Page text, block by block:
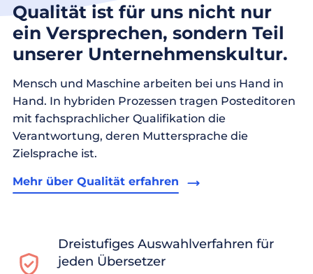
Qualität ist für uns nicht nur
ein Versprechen, sondern Teil
unserer Unternehmenskultur.
Mensch und Maschine arbeiten bei uns Hand in
Hand. In hybriden Prozessen tragen Posteditoren
mit fachsprachlicher Qualifikation die
Verantwortung, deren Muttersprache die
Zielsprache ist.
Mehr über Qualität erfahren
Dreistufiges Auswahlverfahren für
jeden Übersetzer